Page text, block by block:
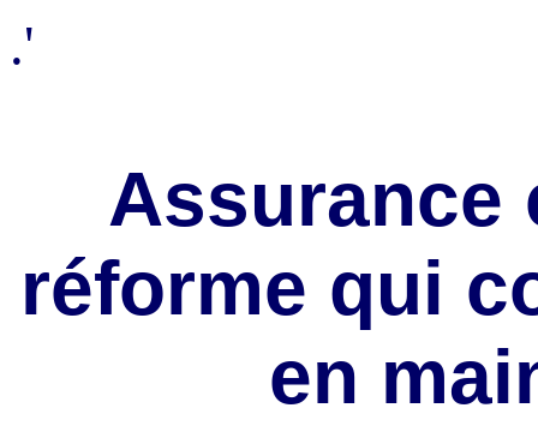
.'
Assurance
réforme qui
en